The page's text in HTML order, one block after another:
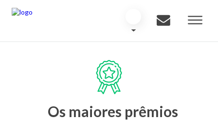
Os maiores prêmios